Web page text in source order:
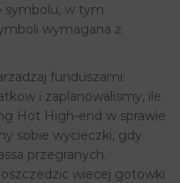
symbolu, w tym
wymagana z
funduszami:
i zaplanowalismy, ile
Hot High-end w sprawie
sobie wycieczki, gdy
przegranych.
wiecej gotowki